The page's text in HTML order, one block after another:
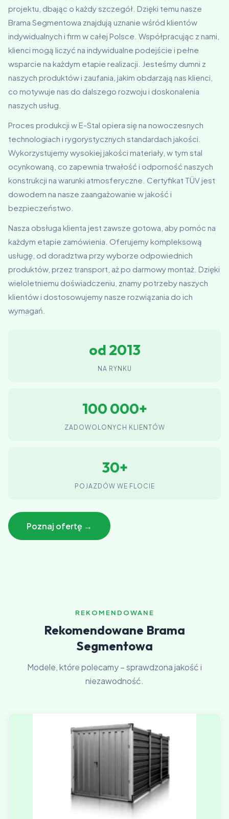
projektu, dbając o każdy szczegół. Dzięki temu nasze
Brama Segmentowa znajdują uznanie wśród klientów
indywidualnych i firm w całej Polsce. Współpracując z nami,
klienci mogą liczyć na indywidualne podejście i pełne
wsparcie na każdym etapie realizacji. Jesteśmy dumni z
naszych produktów i zaufania, jakim obdarzają nas klienci,
co motywuje nas do dalszego rozwoju i doskonalenia
naszych usług.
Proces produkcji w E-Stal opiera się na nowoczesnych
technologiach i rygorystycznych standardach jakości.
Wykorzystujemy wysokiej jakości materiały, w tym stal
ocynkowaną, co zapewnia trwałość i odporność naszych
konstrukcji na warunki atmosferyczne. Certyfikat TÜV jest
dowodem na nasze zaangażowanie w jakość i
bezpieczeństwo.
Nasza obsługa klienta jest zawsze gotowa, aby pomóc na
każdym etapie zamówienia. Oferujemy kompleksową
usługę, od doradztwa przy wyborze odpowiednich
produktów, przez transport, aż po darmowy montaż. Dzięki
wieloletniemu doświadczeniu, znamy potrzeby naszych
klientów i dostosowujemy nasze rozwiązania do ich
wymagań.
od 2013
NA RYNKU
100 000+
ZADOWOLONYCH KLIENTÓW
30+
POJAZDÓW WE FLOCIE
Poznaj ofertę →
REKOMENDOWANE
Rekomendowane Brama
Segmentowa
Modele, które polecamy – sprawdzona jakość i
niezawodność.